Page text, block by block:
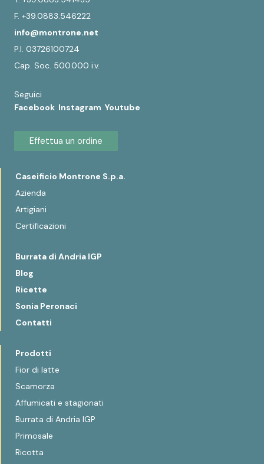
F. +39.0883.546222
info@montrone.net
P.I. 03726100724
Cap. Soc. 500.000 i.v.
Seguici
Facebook Instagram Youtube
Effettua un ordine
Caseificio Montrone S.p.a.
Azienda
Artigiani
Certificazioni
Burrata di Andria IGP
Blog
Ricette
Sonia Peronaci
Contatti
Prodotti
Fior di latte
Scamorza
Affumicati e stagionati
Burrata di Andria IGP
Primosale
Ricotta